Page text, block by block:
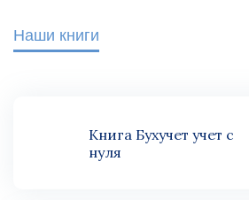
Наши книги
Книга Бухучет учет с
нуля